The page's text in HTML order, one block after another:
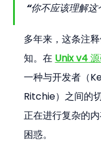
“你不应该理解这
多年来，这条注
知。在 Unix v4
一种与开发者（
Ritchie）之间的
正在进行复杂的
困惑。